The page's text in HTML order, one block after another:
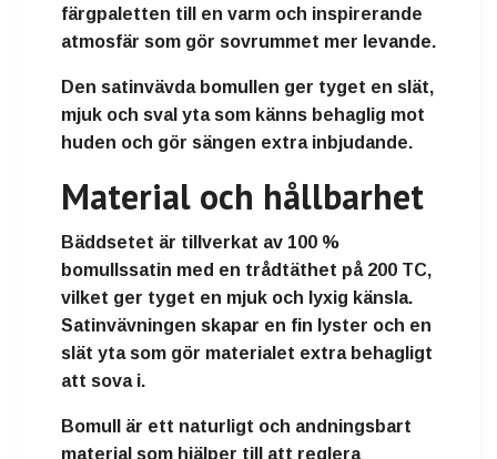
färgpaletten till en varm och inspirerande
atmosfär som gör sovrummet mer levande.
Den satinvävda bomullen ger tyget en slät,
mjuk och sval yta som känns behaglig mot
huden och gör sängen extra inbjudande.
Material och hållbarhet
Bäddsetet är tillverkat av 100 %
bomullssatin med en trådtäthet på 200 TC,
vilket ger tyget en mjuk och lyxig känsla.
Satinvävningen skapar en fin lyster och en
slät yta som gör materialet extra behagligt
att sova i.
Bomull är ett naturligt och andningsbart
material som hjälper till att reglera